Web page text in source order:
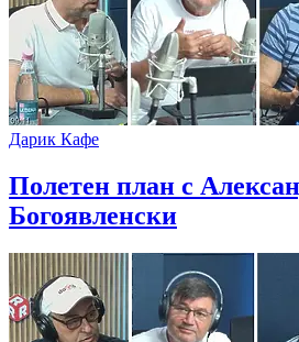
Дарик Кафе
Полетен план с
Богоявленски